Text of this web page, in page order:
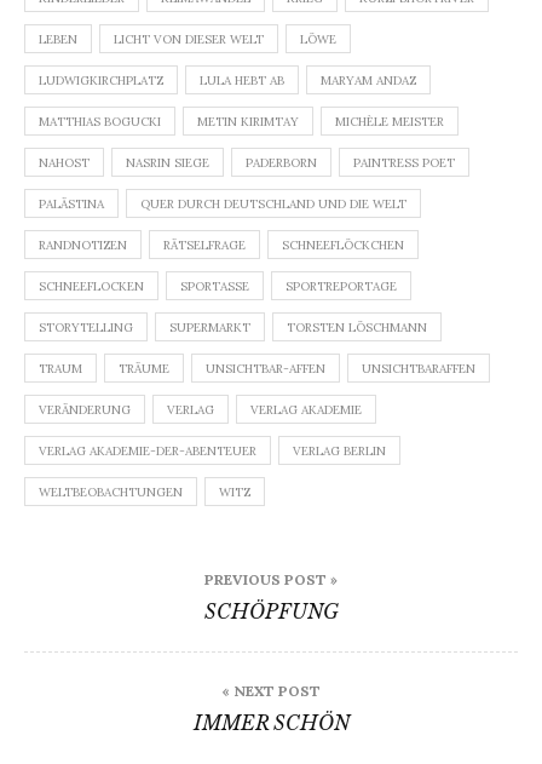
LEBEN LICHT VON DIESER WELT LÖWE
LUDWIGKIRCHPLATZ LULA HEBT AB MARYAM ANDAZ
MATTHIAS BOGUCKI METIN KIRIMTAY MICHÈLE MEISTER
NAHOST NASRIN SIEGE PADERBORN PAINTRESS POET
PALÄSTINA QUER DURCH DEUTSCHLAND UND DIE WELT
RANDNOTIZEN RÄTSELFRAGE SCHNEEFLÖCKCHEN
SCHNEEFLOCKEN SPORTASSE SPORTREPORTAGE
STORYTELLING SUPERMARKT TORSTEN LÖSCHMANN
TRAUM TRÄUME UNSICHTBAR-AFFEN UNSICHTBARAFFEN
VERÄNDERUNG VERLAG VERLAG AKADEMIE
VERLAG AKADEMIE-DER-ABENTEUER VERLAG BERLIN
WELTBEOBACHTUNGEN WITZ
PREVIOUS POST »
SCHÖPFUNG
« NEXT POST
IMMER SCHÖN